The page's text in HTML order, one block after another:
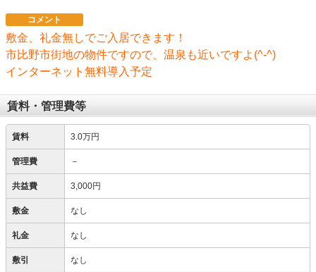
コメント
敷金、礼金無しでご入居できます！
市比野市街地の物件ですので、温泉も近いですよ(^-^)
インターネット無料導入予定
賃料・管理費等
賃料 3.0万円
管理費 －
共益費 3,000円
敷金 なし
礼金 なし
敷引 なし